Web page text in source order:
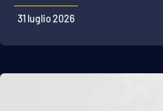
31 luglio 2026